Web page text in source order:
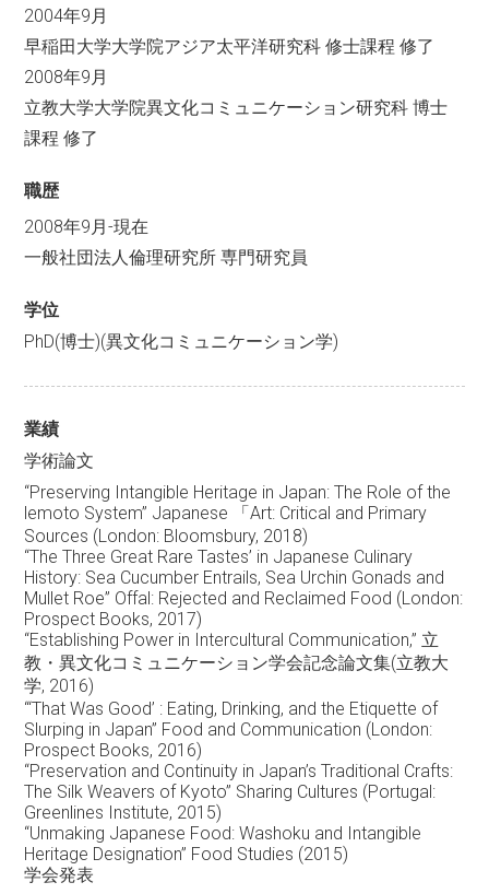
2004年9月
早稲田大学大学院アジア太平洋研究科 修士課程 修了
2008年9月
立教大学大学院異文化コミュニケーション研究科 博士
課程 修了
職歴
2008年9月-現在
一般社団法人倫理研究所 専門研究員
学位
PhD(博士)(異文化コミュニケーション学)
業績
学術論文
“Preserving Intangible Heritage in Japan: The Role of the
lemoto System” Japanese 「Art: Critical and Primary
Sources (London: Bloomsbury, 2018)
“The Three Great Rare Tastes’ in Japanese Culinary
History: Sea Cucumber Entrails, Sea Urchin Gonads and
Mullet Roe” Offal: Rejected and Reclaimed Food (London:
Prospect Books, 2017)
“Establishing Power in Intercultural Communication,” 立
教・異文化コミュニケーション学会記念論文集(立教大
学, 2016)
“‘That Was Good’ : Eating, Drinking, and the Etiquette of
Slurping in Japan” Food and Communication (London:
Prospect Books, 2016)
“Preservation and Continuity in Japan’s Traditional Crafts:
The Silk Weavers of Kyoto” Sharing Cultures (Portugal:
Greenlines Institute, 2015)
“Unmaking Japanese Food: Washoku and Intangible
Heritage Designation” Food Studies (2015)
学会発表